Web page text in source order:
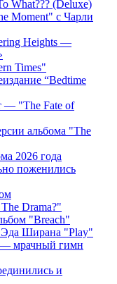
What??? (Deluxe)
Moment" с Чарли
Heights —
Times"
“Bedtime
— "The Fate of
альбома "The
2026 года
поженились
Drama?"
"Breach"
Эда Ширана "Play"
— мрачный гимн
и